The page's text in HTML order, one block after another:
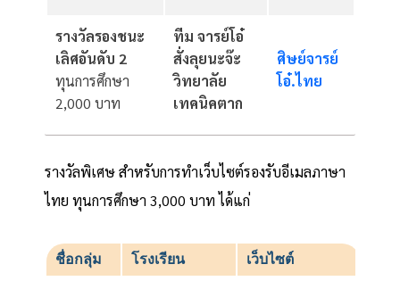
รางวัลรองชนะ
เลิศอันดับ 2
ทุนการศึกษา
2,000 บาท
ทีม จารย์โอ๋
สั่งลุยนะจ๊ะ
วิทยาลัย
เทคนิคตาก
ศิษย์จารย์
โอ๋.ไทย
รางวัลพิเศษ สำหรับการทำเว็บไซต์รองรับอีเมลภาษา
ไทย ทุนการศึกษา 3,000 บาท ได้แก่
ชื่อกลุ่ม โรงเรียน เว็บไซต์